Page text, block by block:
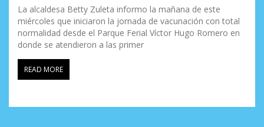
La alcaldesa Betty Zuleta informo la mañana de este
miércoles que iniciaron la jornada de vacunación con total
normalidad desde el Parque Ferial Víctor Hugo Romero en
donde se atendieron a las primer
READ MORE